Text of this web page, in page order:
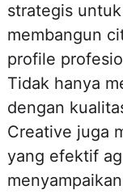
strategis
membangun
profile
Tidak hanya
dengan
Creative juga
yang efektif